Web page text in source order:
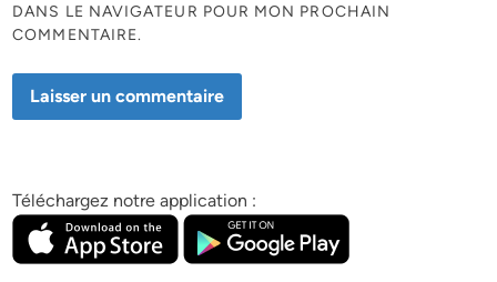
DANS LE NAVIGATEUR POUR MON PROCHAIN
COMMENTAIRE.
Téléchargez notre application :